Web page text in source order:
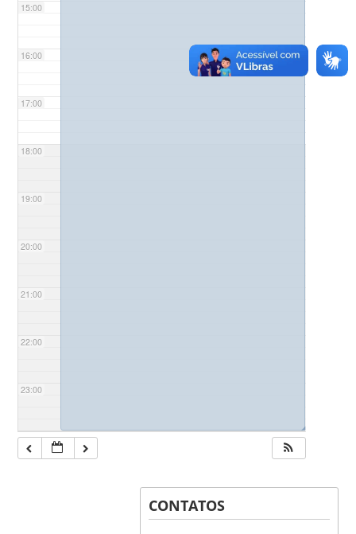
15:00
16:00
17:00
18:00
19:00
20:00
21:00
22:00
23:00
◢
CONTATOS